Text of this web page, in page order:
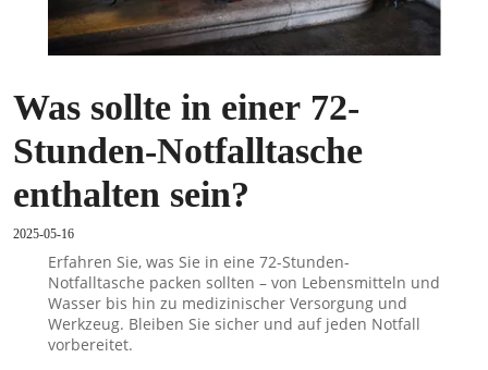
Was sollte in einer 72-
Stunden-Notfalltasche
enthalten sein?
2025-05-16
Erfahren Sie, was Sie in eine 72-Stunden-
Notfalltasche packen sollten – von Lebensmitteln und
Wasser bis hin zu medizinischer Versorgung und
Werkzeug. Bleiben Sie sicher und auf jeden Notfall
vorbereitet.